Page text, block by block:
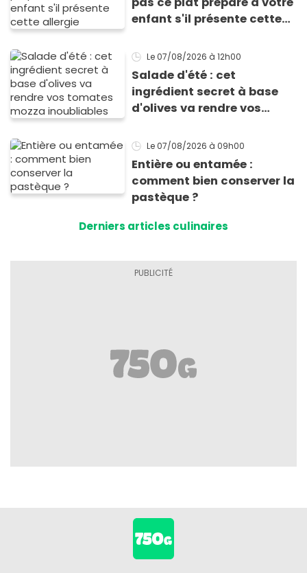
enfant s'il présente cette
Le 07/08/2026 à 12h00
Salade d'été : cet
ingrédient secret à base
d'olives va rendre vos
inoubliables
Le 07/08/2026 à 09h00
Entière ou entamée :
comment bien conserver la
pastèque ?
Derniers articles culinaires